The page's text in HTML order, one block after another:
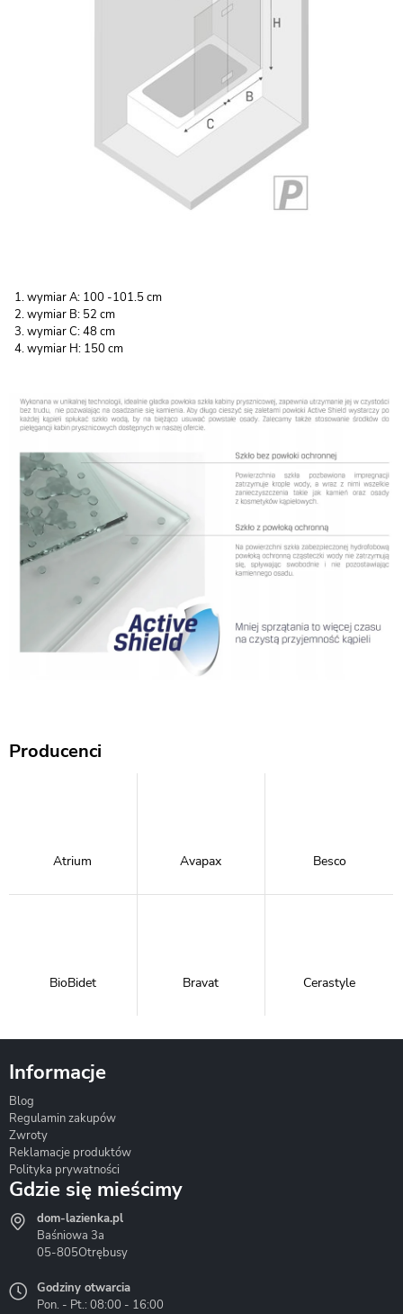
wymiar A: 100 -101.5 cm
wymiar B: 52 cm
wymiar C: 48 cm
wymiar H: 150 cm
Producenci
Atrium Avapax Besco
BioBidet Bravat Cerastyle
Hydrostop
Informacje
Blog
Regulamin zakupów
Zwroty
Reklamacje produktów
Polityka prywatności
Gdzie się mieścimy
dom-lazienka.pl
Baśniowa 3a
05-805Otrębusy
Godziny otwarcia
Pon. - Pt.: 08:00 - 16:00